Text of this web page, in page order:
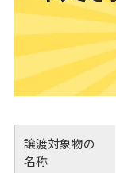
譲渡対象物の
名称